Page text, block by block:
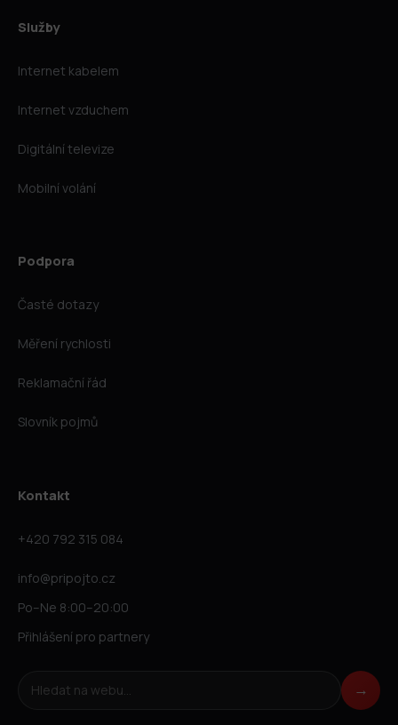
Služby
Internet kabelem
Internet vzduchem
Digitální televize
Mobilní volání
Podpora
Časté dotazy
Měření rychlosti
Reklamační řád
Slovník pojmů
Kontakt
+420 792 315 084
info@pripojto.cz
Po–Ne 8:00–20:00
Přihlášení pro partnery
Hledat na webu →